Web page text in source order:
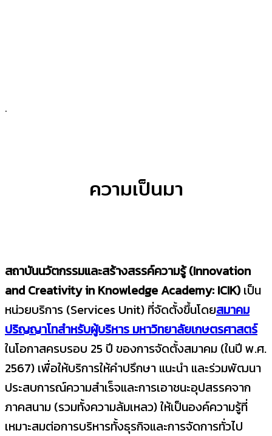
.
ความเป็นมา
สถาบันนวัตกรรมและสร้างสรรค์ความรู้ (Innovation
and Creativity in Knowledge Academy: ICIK) เป็น
หน่วยบริการ (Services Unit) ที่จัดตั้งขึ้นโดยสมาคม
ปริญญาโทสำหรับผู้บริหาร มหาวิทยาลัยเกษตรศาสตร์
ในโอกาสครบรอบ 25 ปี ของการจัดตั้งสมาคม (ในปี พ.ศ.
2567) เพื่อให้บริการให้คำปรึกษา แนะนำ และร่วมพัฒนา
ประสบการณ์ความสำเร็จและการเอาชนะอุปสรรคจาก
ภาคสนาม (รวมทั้งความล้มเหลว) ให้เป็นองค์ความรู้ที่
เหมาะสมต่อการบริหารทั้งธุรกิจและการจัดการทั่วไป